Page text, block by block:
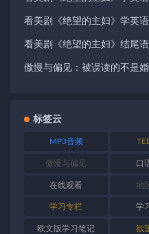
看美剧《绝望的主妇》学英
看美剧《绝望的主妇》结尾
傲慢与偏见：被误读的不是
标签云
MP3音频
傲慢与偏见 口
在线观看 地
学习专栏 学
欧文版学习笔记 欲